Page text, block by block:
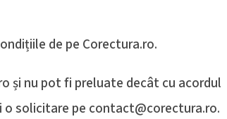
de pe Corectura.ro.
și nu pot fi preluate decât cu acordul
solicitare pe contact@corectura.ro.